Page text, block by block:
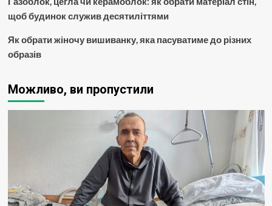
щоб будинок служив десятиліттями
Як обрати жіночу вишиванку, яка пасуватиме до різних
образів
Можливо, ви пропустили